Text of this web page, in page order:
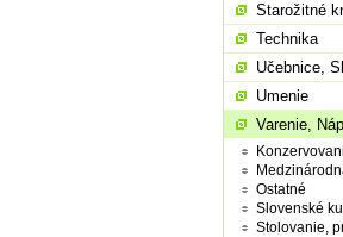
Starožitné
Technika
Učebnice,
Umenie
Varenie,
Ostatné
Slovenské
Stolovanie,